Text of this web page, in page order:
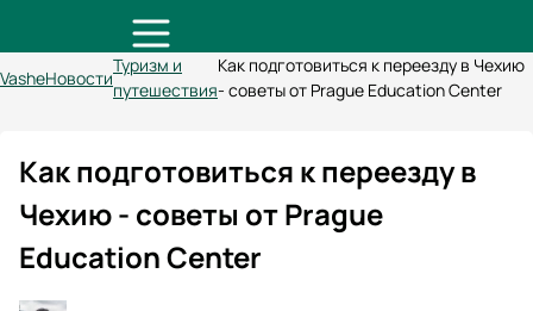
VasheНовости
Туризм и
путешествия
Как подготовиться к переезду в Чехию
- советы от Prague Education Center
Как подготовиться к переезду в
Чехию - советы от Prague
Education Center